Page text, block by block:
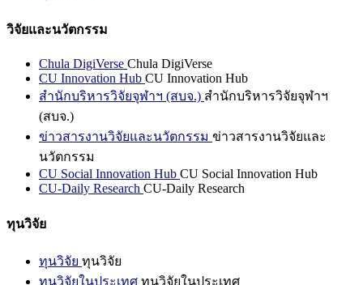
วิจัยและนวัตกรรม
Chula DigiVerse Chula DigiVerse
CU Innovation Hub CU Innovation Hub
สำนักบริหารวิจัยจุฬาฯ (สบจ.) สำนักบริหารวิจัยจุฬาฯ
(สบจ.)
ข่าวสารงานวิจัยและนวัตกรรม ข่าวสารงานวิจัยและ
นวัตกรรม
CU Social Innovation Hub CU Social Innovation Hub
CU-Daily Research CU-Daily Research
ทุนวิจัย
ทุนวิจัย ทุนวิจัย
ทุนวิจัยในประเทศ ทุนวิจัยในประเทศ